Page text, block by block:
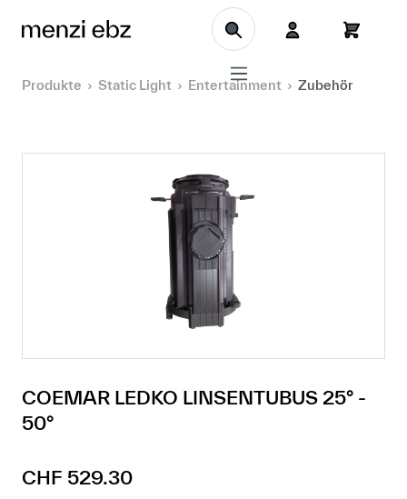
Zum Hauptinhalt springen
Produkte Static Light Entertainment Zubehör
COEMAR LEDKO LINSENTUBUS 25° -
50°
Regulärer Preis:
CHF 529.30